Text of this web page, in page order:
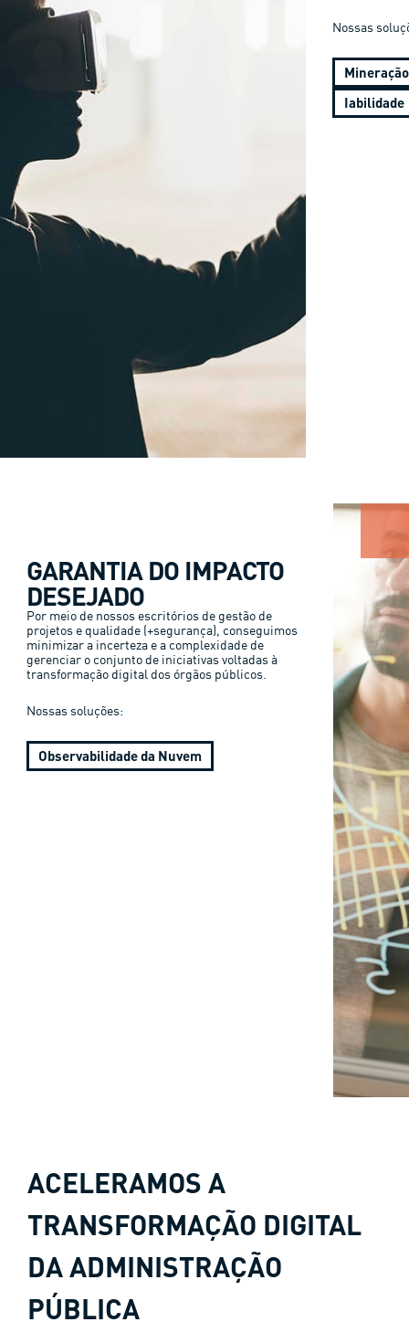
Nossas
Iabilidade
GARANTIA DO IMPACTO
DESEJADO
Por meio de nossos escritórios de gestão de
projetos e qualidade (+segurança), conseguimos
minimizar a incerteza e a complexidade de
gerenciar o conjunto de iniciativas voltadas à
transformação digital dos órgãos públicos.
Nossas soluções:
Observabilidade da Nuvem
ACELERAMOS A
TRANSFORMAÇÃO DIGITAL
DA ADMINISTRAÇÃO
PÚBLICA